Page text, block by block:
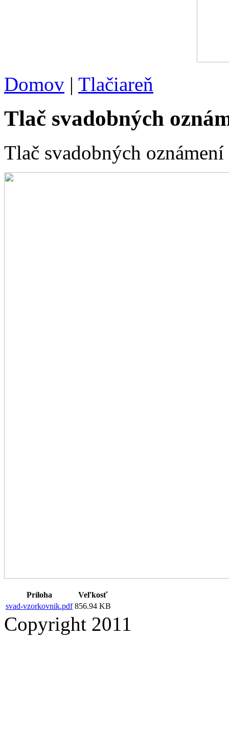
Domov | Tlačiareň
Tlač svadobných
Tlač svadobných oznámení
Príloha
Veľkosť
svad-vzorkovnik.pdf 856.94 KB
Copyright 2011